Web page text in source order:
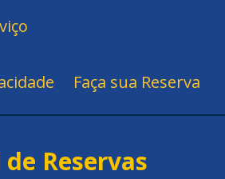
Faça sua Reserva
Reservas